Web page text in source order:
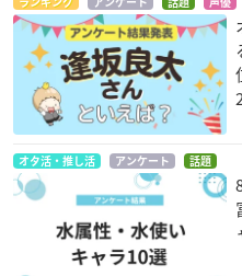
ランキング アンケート 話題 声優
オタ活・推し活 アンケート 話題